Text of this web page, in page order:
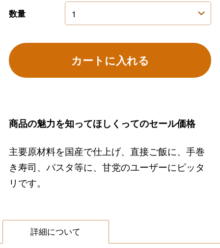
数量
カートに入れる
商品の魅力を知ってほしくってのセール価格
主要原材料を国産で仕上げ、直接ご飯に、手巻
き寿司、パスタ等に、甘党のユーザーにピッタ
リです。
詳細について